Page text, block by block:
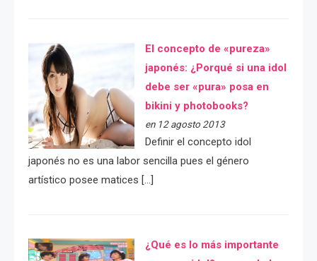
El concepto de «pureza»
japonés: ¿Porqué si una idol
debe ser «pura» posa en
bikini y photobooks?
en 12 agosto 2013
Definir el concepto idol
japonés no es una labor sencilla pues el género
artístico posee matices […]
¿Qué es lo más importante